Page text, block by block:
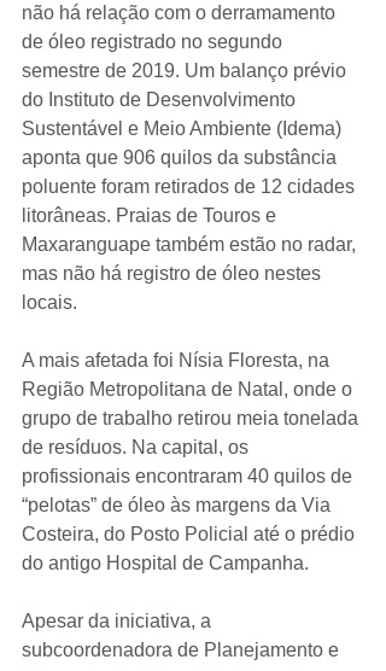
não há relação com o derramamento
de óleo registrado no segundo
semestre de 2019. Um balanço prévio
do Instituto de Desenvolvimento
Sustentável e Meio Ambiente (Idema)
aponta que 906 quilos da substância
poluente foram retirados de 12 cidades
litorâneas. Praias de Touros e
Maxaranguape também estão no radar,
mas não há registro de óleo nestes
locais.
A mais afetada foi Nísia Floresta, na
Região Metropolitana de Natal, onde o
grupo de trabalho retirou meia tonelada
de resíduos. Na capital, os
profissionais encontraram 40 quilos de
“pelotas” de óleo às margens da Via
Costeira, do Posto Policial até o prédio
do antigo Hospital de Campanha.
Apesar da iniciativa, a
subcoordenadora de Planejamento e